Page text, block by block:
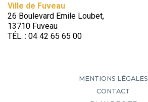
Ville de Fuveau
26 Boulevard Emile Loubet,
13710 Fuveau
TÉL. : 04 42 65 65 00
MENTIONS LÉGALES
CONTACT